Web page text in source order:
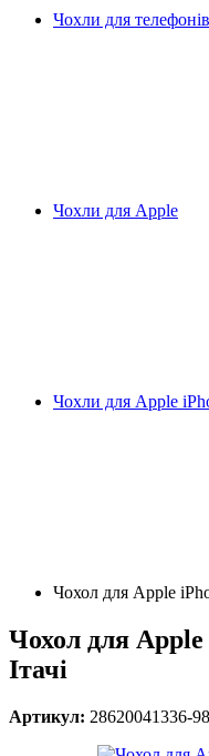
Чохли для телефонів
Чохли для Apple
Чохли для Apple
Чохол для Apple
Чохол для Apple
Ітачі
Артикул: 28620041336-